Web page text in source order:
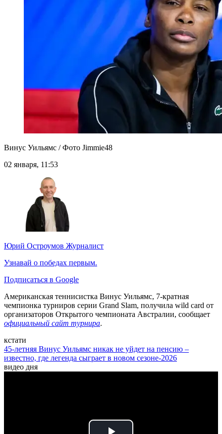
Винус Уильямс / Фото Jimmie48
02 января, 11:53
Юрий Остроумов Журналист
Узнавай о победах первым.
Подписаться в Google
Американская теннисистка Винус Уильямс, 7-кратная
чемпионка турниров серии Grand Slam, получила wild card от
организаторов Открытого чемпионата Австралии, сообщает
официальный сайт турнира.
кстати
45-летняя Винус Уильямс никак не уйдет на пенсию –
известно, где легенда сыграет в новом сезоне-2026
видео дня